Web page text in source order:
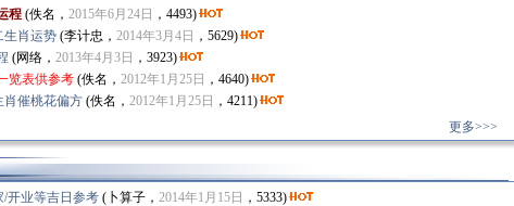
程 (佚名， 2015年6月24日 ，4493)
生肖运势 (李计忠， 2014年3月4日 ，5629)
(网络， 2013年4月3日 ，3923)
览表供参考 (佚名， 2012年1月25日 ，4640)
肖催桃花偏方 (佚名， 2012年1月25日 ，4211)
更多>>>
/开业等吉日参考 (卜算子， 2014年1月15日 ，5333)